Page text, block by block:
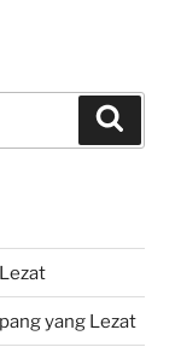
yang Lezat